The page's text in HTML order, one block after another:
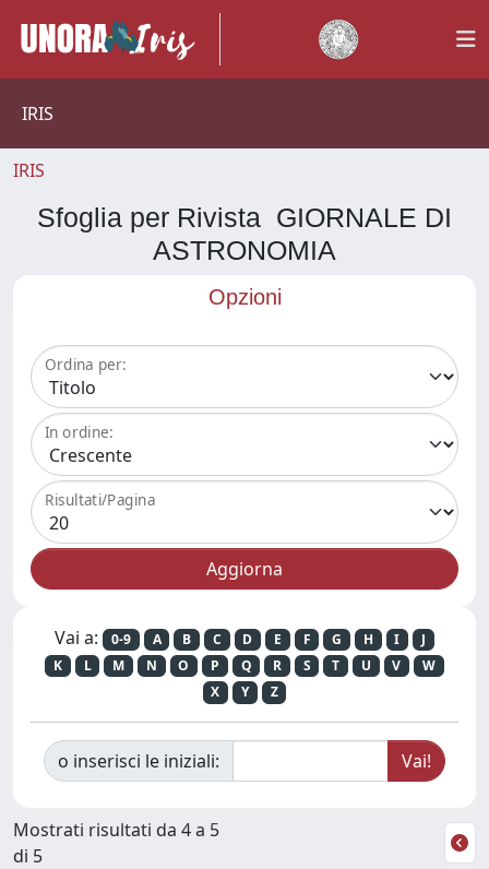
IRIS
IRIS
Sfoglia per Rivista GIORNALE DI
ASTRONOMIA
Opzioni
Ordina per:
In ordine:
Risultati/Pagina
Vai a: 0-9 A B C D E F G H I
J
K
L M N O P Q R S T U V
W
X
Y Z
o inserisci le iniziali:
Mostrati risultati da 4 a 5
di 5